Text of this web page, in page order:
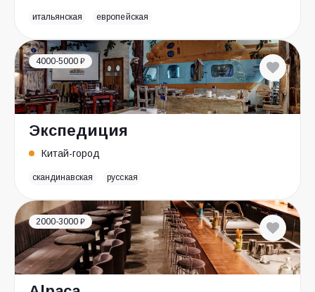
итальянская европейская
4000-5000 ₽
Экспедиция
Китай-город
скандинавская русская
2000-3000 ₽